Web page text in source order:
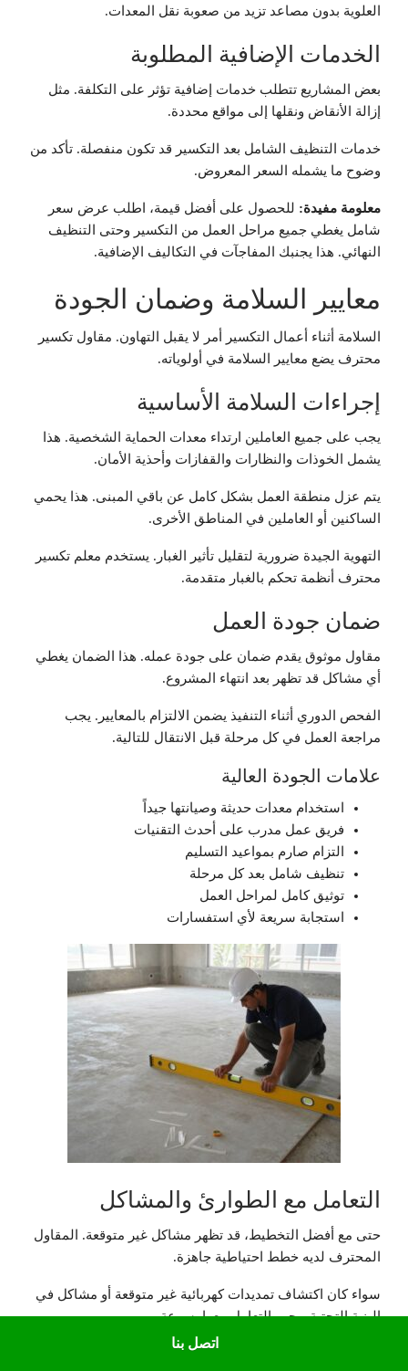
العلوية بدون مصاعد تزيد من صعوبة نقل المعدات.
الخدمات الإضافية المطلوبة
بعض المشاريع تتطلب خدمات إضافية تؤثر على التكلفة. مثل
إزالة الأنقاض ونقلها إلى مواقع محددة.
خدمات التنظيف الشامل بعد التكسير قد تكون منفصلة. تأكد من
وضوح ما يشمله السعر المعروض.
معلومة مفيدة: للحصول على أفضل قيمة، اطلب عرض سعر
شامل يغطي جميع مراحل العمل من التكسير وحتى التنظيف
النهائي. هذا يجنبك المفاجآت في التكاليف الإضافية.
معايير السلامة وضمان الجودة
السلامة أثناء أعمال التكسير أمر لا يقبل التهاون. مقاول تكسير
محترف يضع معايير السلامة في أولوياته.
إجراءات السلامة الأساسية
يجب على جميع العاملين ارتداء معدات الحماية الشخصية. هذا
يشمل الخوذات والنظارات والقفازات وأحذية الأمان.
يتم عزل منطقة العمل بشكل كامل عن باقي المبنى. هذا يحمي
الساكنين أو العاملين في المناطق الأخرى.
التهوية الجيدة ضرورية لتقليل تأثير الغبار. يستخدم معلم تكسير
محترف أنظمة تحكم بالغبار متقدمة.
ضمان جودة العمل
مقاول موثوق يقدم ضمان على جودة عمله. هذا الضمان يغطي
أي مشاكل قد تظهر بعد انتهاء المشروع.
الفحص الدوري أثناء التنفيذ يضمن الالتزام بالمعايير. يجب
مراجعة العمل في كل مرحلة قبل الانتقال للتالية.
علامات الجودة العالية
استخدام معدات حديثة وصيانتها جيداً
فريق عمل مدرب على أحدث التقنيات
التزام صارم بمواعيد التسليم
تنظيف شامل بعد كل مرحلة
توثيق كامل لمراحل العمل
استجابة سريعة لأي استفسارات
التعامل مع الطوارئ والمشاكل
حتى مع أفضل التخطيط، قد تظهر مشاكل غير متوقعة. المقاول
المحترف لديه خطط احتياطية جاهزة.
سواء كان اكتشاف تمديدات كهربائية غير متوقعة أو مشاكل في
البنية التحتية، يجب التعامل معها بسرعة.
التواصل الفوري مع العميل عند ظهور أي مشكلة علامة على
اتصل بنا